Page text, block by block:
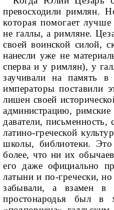
превосходили рим­лян.
которая помогает
не галлы, а римляне.
сво­ей воинской силой,
нанесли уже не ма­
сперва и у римлян), у
заучивали на память
императорыпоставили
лишен своей
администрацию,
даватели,
латино-греческой
школы, библиотеки. Это
более, что ни их
его даже официально
латыни и по-гречес­ки, но
забывали, а взамен
простонародья был в